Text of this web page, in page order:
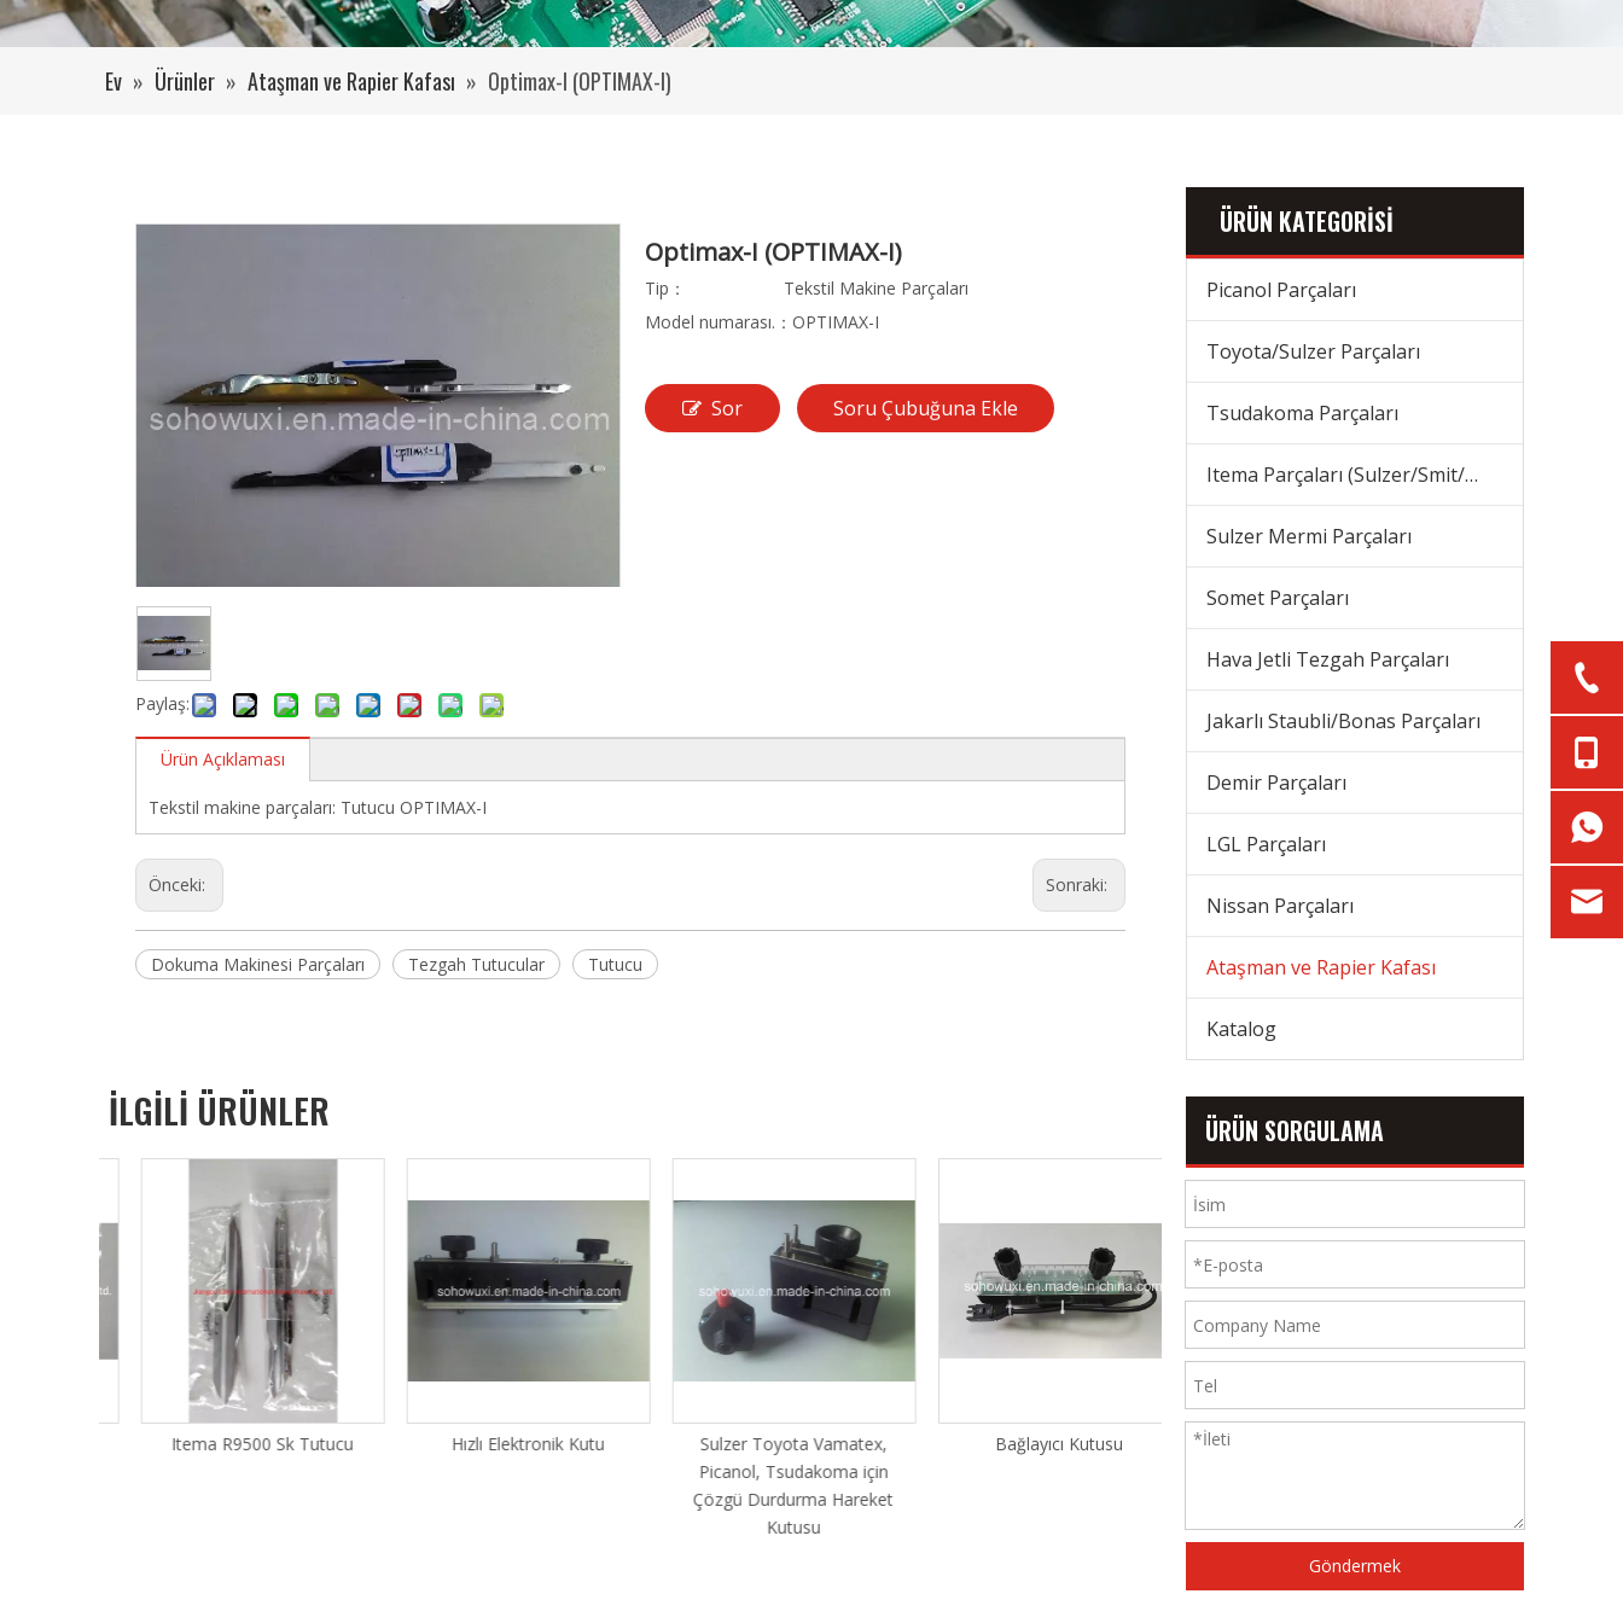
Ev » Ürünler » Ataşman ve Rapier Kafası » Optimax-I (OPTIMAX-I)
Paylaş:
Optimax-I (OPTIMAX-I)
Tip：
Tekstil Makine Parçaları
Model numarası.： OPTIMAX-I
Sor Soru Çubuğuna Ekle
Ürün Açıklaması
Tekstil makine parçaları: Tutucu OPTIMAX-I
Önceki: Sonraki:
Dokuma Makinesi Parçaları Tezgah Tutucular Tutucu
İLGİLİ ÜRÜNLER
Itema R9500 Sk Tutucu Hızlı Elektronik Kutu
Sulzer Toyota Vamatex,
Picanol, Tsudakoma için
Çözgü Durdurma Hareket
Kutusu
Bağlayıcı Kutusu
Warp Stop Motion'ın Orta
ÜRÜN KATEGORİSİ
Picanol Parçaları
Toyota/Sulzer Parçaları
Tsudakoma Parçaları
Itema Parçaları (Sulzer/Smit/Vamatex) Parçaları
Sulzer Mermi Parçaları
Somet Parçaları
Hava Jetli Tezgah Parçaları
Jakarlı Staubli/Bonas Parçaları
Demir Parçaları
LGL Parçaları
Nissan Parçaları
Ataşman ve Rapier Kafası
Katalog
ÜRÜN SORGULAMA
Göndermek